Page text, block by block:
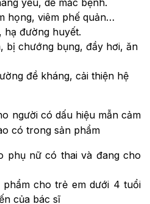
họng, viêm phế quản…
hạ đường huyết.
bị chướng bụng, đầy hơi, ăn
đề kháng, cải thiện hệ
người có dấu hiệu mẫn cảm
có trong sản phẩm
phụ nữ có thai và đang cho
phẩm cho trẻ em dưới 4 tuổi
của bác sĩ